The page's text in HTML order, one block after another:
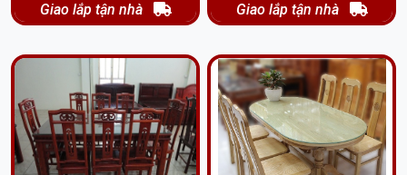
Giao lắp tận nhà
Giao lắp tận nhà